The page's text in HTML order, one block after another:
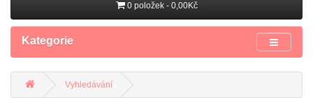
0 položek - 0,00Kč
Kategorie
Vyhledávání